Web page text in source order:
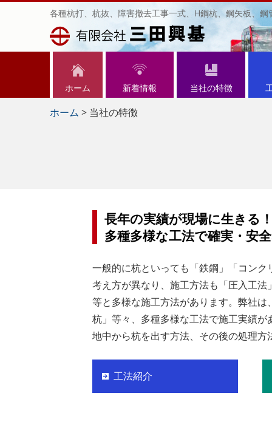
各種杭打、杭抜、障害撤去工事一式、H鋼杭、鋼矢板、
ホーム 新着情報 当社の特徴
ホーム > 当社の特徴
長年の実績が現場に生きる
多種多様な工法で確実・安
一般的に杭といっても「鉄鋼」「コン
考え方が異なり、施工方法も「圧入工
等と多様な施工方法があります。弊社
杭」等々、多種多様な工法で施工実績
地中から杭を出す方法、その後の処理
工法紹介